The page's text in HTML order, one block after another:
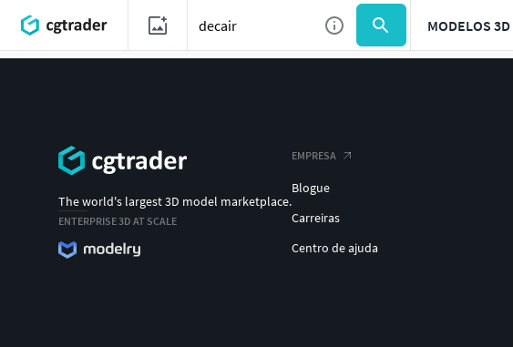
MODELOS 3D
The world's largest 3D model marketplace.
ENTERPRISE 3D AT SCALE
EMPRESA
Blogue
Carreiras
Centro de ajuda